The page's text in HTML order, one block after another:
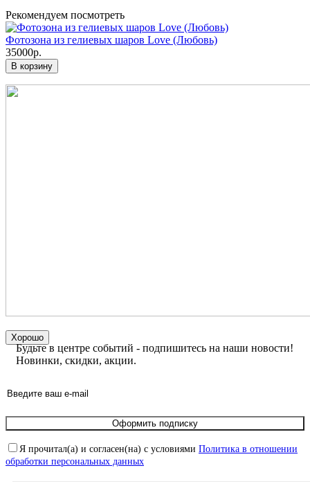
Рекомендуем посмотреть
Фотозона из гелиевых шаров Love (Любовь)
35000р.
В корзину
Хорошо
Будьте в центре событий - подпишитесь на наши новости!
Новинки, скидки, акции.
Оформить подписку
Я прочитал(а) и согласен(на) с условиями Политика в отношении
обработки персональных данных